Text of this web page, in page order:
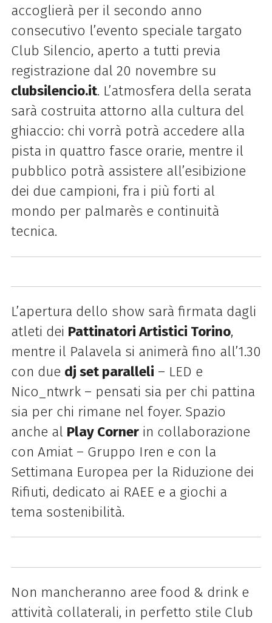
accoglierà per il secondo anno
consecutivo l’evento speciale targato
Club Silencio, aperto a tutti previa
registrazione dal 20 novembre su
clubsilencio.it. L’atmosfera della serata
sarà costruita attorno alla cultura del
ghiaccio: chi vorrà potrà accedere alla
pista in quattro fasce orarie, mentre il
pubblico potrà assistere all’esibizione
dei due campioni, fra i più forti al
mondo per palmarès e continuità
tecnica.
L’apertura dello show sarà firmata dagli
atleti dei Pattinatori Artistici Torino,
mentre il Palavela si animerà fino all’1.30
con due dj set paralleli – LED e
Nico_ntwrk – pensati sia per chi pattina
sia per chi rimane nel foyer. Spazio
anche al Play Cornerin collaborazione
con Amiat – Gruppo Iren e con la
Settimana Europea per la Riduzione dei
Rifiuti, dedicato ai RAEE e a giochi a
tema sostenibilità.
Non mancheranno aree food & drink e
attività collaterali, in perfetto stile Club